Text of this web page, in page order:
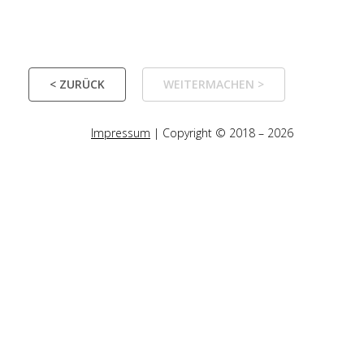
< ZURÜCK WEITERMACHEN >
Impressum | Copyright © 2018 – 2026